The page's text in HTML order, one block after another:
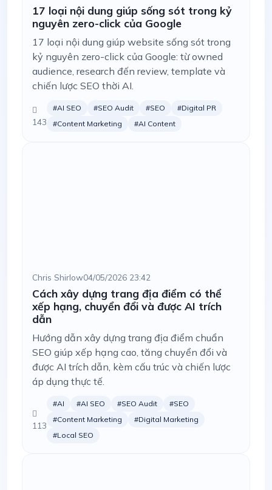
17 loại nội dung giúp sống sót trong kỷ
nguyên zero-click của Google
17 loại nội dung giúp website sống sót trong
kỷ nguyên zero-click của Google: từ owned
audience, research đến review, template và
chiến lược SEO thời AI.
143
#AI SEO #SEO Audit #SEO
#Digital PR
#Content Marketing
#AI Content
Chris Shirlow04/05/2026 23:42
Cách xây dựng trang địa điểm có thể
xếp hạng, chuyển đổi và được AI trích
dẫn
Hướng dẫn xây dựng trang địa điểm chuẩn
SEO giúp xếp hạng cao, tăng chuyển đổi và
được AI trích dẫn, kèm cấu trúc và chiến lược
áp dụng thực tế.
113
#AI #AI SEO #SEO Audit
#SEO
#Content Marketing
#Digital Marketing
#Local SEO